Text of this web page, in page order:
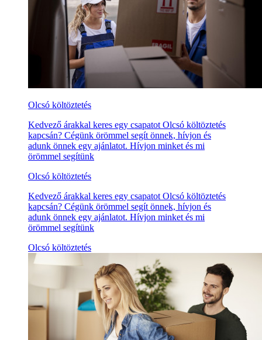
Olcsó költöztetés
Kedvező árakkal keres egy csapatot Olcsó költöztetés
kapcsán? Cégünk örömmel segít önnek, hívjon és
adunk önnek egy ajánlatot. Hívjon minket és mi
örömmel segítünk
Olcsó költöztetés
Kedvező árakkal keres egy csapatot Olcsó költöztetés
kapcsán? Cégünk örömmel segít önnek, hívjon és
adunk önnek egy ajánlatot. Hívjon minket és mi
örömmel segítünk
Olcsó költöztetés